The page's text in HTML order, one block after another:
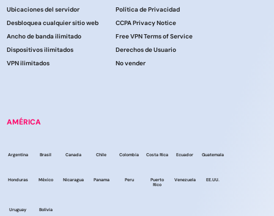
Ubicaciones del servidor
Desbloquea cualquier sitio web
Ancho de banda ilimitado
Dispositivos ilimitados
VPN ilimitados
Política de Privacidad
CCPA Privacy Notice
Free VPN Terms of Service
Derechos de Usuario
No vender
AMÉRICA
Argentina Brasil Canada Chile Colombia Costa Rica Ecuador Guatemala
Honduras México Nicaragua Panama Peru
Puerto
Rico
Venezuela EE.UU.
Uruguay Bolivia